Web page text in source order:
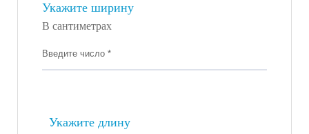
Укажите ширину
В сантиметрах
Укажите длину